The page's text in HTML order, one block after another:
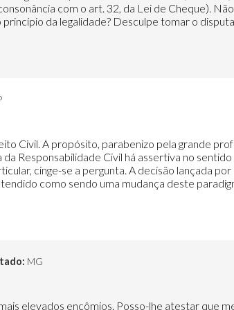
com o art. 32, da Lei de Cheque).
da legalidade? Desculpe tomar o
Civil. A propósito, parabenizo pela grande
Responsabilidade Civil há assertiva no
cinge-se a pergunta. A decisão lançada
como sendo uma mudança deste
MG
elevados encômios. Posso-lhe atestar que